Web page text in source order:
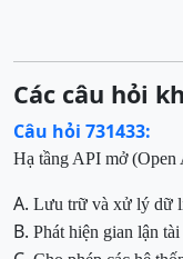
Các câu hỏi
Câu hỏi 731433:
Hạ tầng API mở
A. Lưu trữ và xử lý dữ
B. Phát hiện gian lận